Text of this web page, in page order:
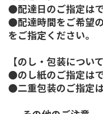
●配達日のご指定はで
●配達時間をご希望
をご指定ください。
【のし・包装について
●のし紙のご指定はで
●二重包装のご指定は